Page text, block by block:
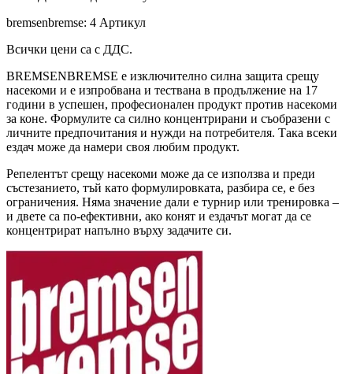
bremsenbremse: 4 Артикул
Всички цени са с ДДС.
BREMSENBREMSE е изключително силна защита срещу
насекоми и е изпробвана и тествана в продължение на 17
години в успешен, професионален продукт против насекоми
за коне. Формулите са силно концентрирани и съобразени с
личните предпочитания и нужди на потребителя. Така всеки
ездач може да намери своя любим продукт.
Репелентът срещу насекоми може да се използва и преди
състезанието, тъй като формулировката, разбира се, е без
ограничения. Няма значение дали е турнир или тренировка –
и двете са по-ефективни, ако конят и ездачът могат да се
концентрират напълно върху задачите си.